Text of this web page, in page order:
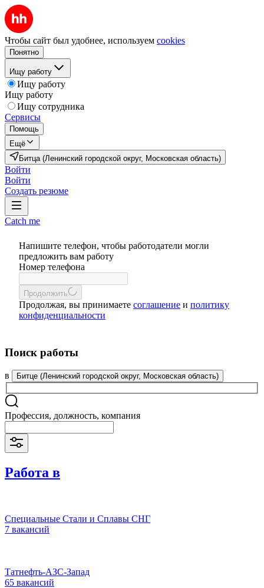
Чтобы сайт был удобнее, используем cookies
Понятно
Ищу работу
Ищу работу
Ищу работу
Ищу сотрудника
Сервисы
Помощь
Ещё
Битца (Ленинский городской округ, Московская область)
Войти
Войти
Создать резюме
Catch me
Напишите телефон, чтобы работодатели могли
предложить вам работу
Номер телефона
Продолжить
Продолжая, вы принимаете соглашение и политику
конфиденциальности
Поиск работы
в Битце (Ленинский городской округ, Московская область)
Профессия, должность, компания
Работа в
Специальные Стали и Сплавы СНГ
7 вакансий
Татнефть-АЗС-Запад
65 вакансий